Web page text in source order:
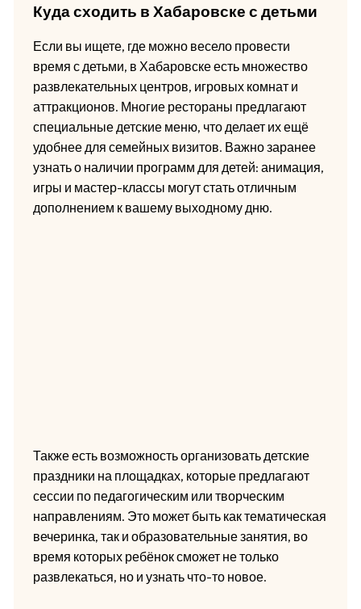
Куда сходить в Хабаровске с детьми
Если вы ищете, где можно весело провести
время с детьми, в Хабаровске есть множество
развлекательных центров, игровых комнат и
аттракционов. Многие рестораны предлагают
специальные детские меню, что делает их ещё
удобнее для семейных визитов. Важно заранее
узнать о наличии программ для детей: анимация,
игры и мастер-классы могут стать отличным
дополнением к вашему выходному дню.
Также есть возможность организовать детские
праздники на площадках, которые предлагают
сессии по педагогическим или творческим
направлениям. Это может быть как тематическая
вечеринка, так и образовательные занятия, во
время которых ребёнок сможет не только
развлекаться, но и узнать что-то новое.